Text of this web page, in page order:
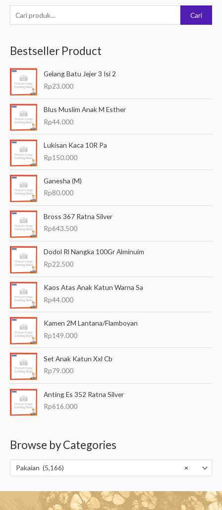
e
c
a
u
n
u
Cari
Bestseller Product
Gelang Batu Jejer 3 Isi 2
Rp23.000
Blus Muslim Anak M Esther
Rp44.000
Lukisan Kaca 10R Pa
Rp150.000
Ganesha (M)
Rp80.000
Bross 367 Ratna Silver
Rp643.500
Dodol Rl Nangka 100Gr Alminuim
Rp22.500
Kaos Atas Anak Katun Warna Sa
Rp44.000
Kamen 2M Lantana/Flamboyan
Rp149.000
Set Anak Katun Xxl Cb
Rp79.000
Anting Es 352 Ratna Silver
Rp616.000
Browse by Categories
×
Pakaian (5,166)